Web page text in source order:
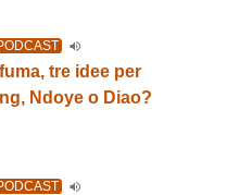
tre idee per
Ndoye o Diao?